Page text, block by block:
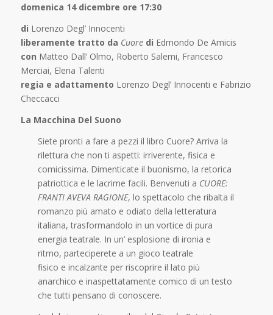
domenica 14 dicembre ore 17:30
di Lorenzo Degl’ Innocenti
liberamente tratto da Cuore di Edmondo De Amicis
con Matteo Dall’ Olmo, Roberto Salemi, Francesco
Merciai, Elena Talenti
regia e adattamento Lorenzo Degl’ Innocenti e Fabrizio
Checcacci
La Macchina Del Suono
Siete pronti a fare a pezzi il libro Cuore? Arriva la
rilettura che non ti aspetti: irriverente, fisica e
comicissima. Dimenticate il buonismo, la retorica
patriottica e le lacrime facili. Benvenuti a CUORE:
FRANTI AVEVA RAGIONE, lo spettacolo che ribalta il
romanzo più amato e odiato della letteratura
italiana, trasformandolo in un vortice di pura
energia teatrale. In un’ esplosione di ironia e
ritmo, parteciperete a un gioco teatrale
fisico e incalzante per riscoprire il lato più
anarchico e inaspettatamente comico di un testo
che tutti pensano di conoscere.